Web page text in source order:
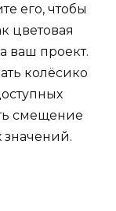
его, чтобы
цветовая
ваш проект.
колёсико
смещение